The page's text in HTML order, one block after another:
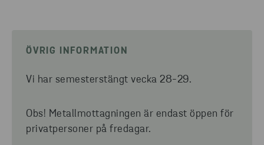
ÖVRIG INFORMATION
Vi har semesterstängt vecka 28-29.
Obs! Metallmottagningen är endast öppen för
privatpersoner på fredagar.